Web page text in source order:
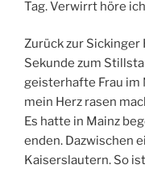
Tag. Verwirrt höre
Zurück zur Sickinger
Sekunde zum
geisterhafte Frau im
mein Herz rasen
Es hatte in Mainz
enden. Dazwischen
Kaiserslautern. So